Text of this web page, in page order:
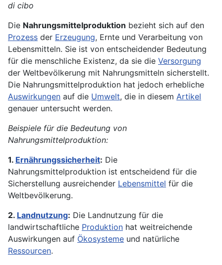
di cibo
Die Nahrungsmittelproduktion bezieht sich auf den
Prozess der Erzeugung, Ernte und Verarbeitung von
Lebensmitteln. Sie ist von entscheidender Bedeutung
für die menschliche Existenz, da sie die Versorgung
der Weltbevölkerung mit Nahrungsmitteln sicherstellt.
Die Nahrungsmittelproduktion hat jedoch erhebliche
Auswirkungen auf die Umwelt, die in diesem Artikel
genauer untersucht werden.
Beispiele für die Bedeutung von
Nahrungsmittelproduktion:
1. Ernährungssicherheit: Die
Nahrungsmittelproduktion ist entscheidend für die
Sicherstellung ausreichender Lebensmittel für die
Weltbevölkerung.
2. Landnutzung: Die Landnutzung für die
landwirtschaftliche Produktion hat weitreichende
Auswirkungen auf Ökosysteme und natürliche
Ressourcen.